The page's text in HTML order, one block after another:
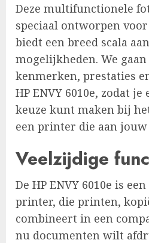
Deze multifunctionele
speciaal ontworpen
biedt een breed scala
mogelijkheden. We
kenmerken, prestaties
HP ENVY 6010e, zodat
keuze kunt maken bij
een printer die aan
Veelzijdige
De HP ENVY 6010e is
printer, die printen,
combineert in een
nu documenten wilt